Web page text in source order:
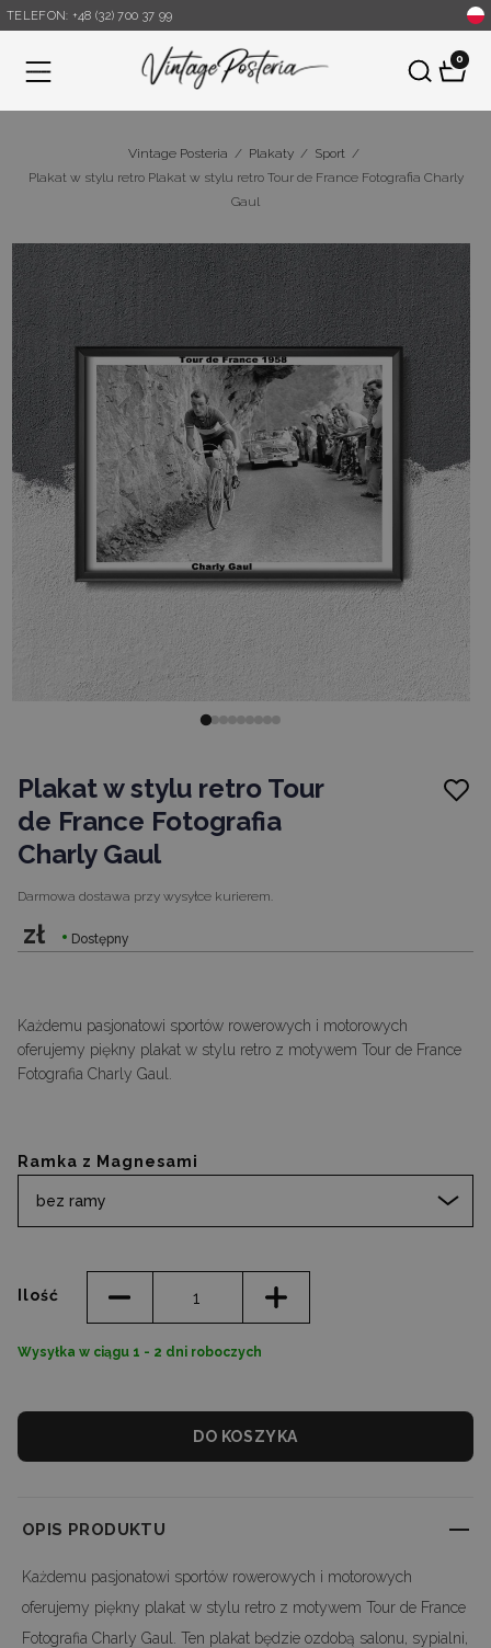
TELEFON: +48 (32) 700 37 99
Menu
0
Vintage Posteria / Plakaty / Sport /
Plakat w stylu retro Plakat w stylu retro Tour de France Fotografia Charly
Gaul
Plakat w stylu retro Tour
de France Fotografia
Charly Gaul
Darmowa dostawa przy wysyłce kurierem.
zł Dostępny
Każdemu pasjonatowi sportów rowerowych i motorowych
oferujemy piękny plakat w stylu retro z motywem Tour de France
Fotografia Charly Gaul.
Wysyłka w ciągu 1 - 2 dni roboczych
Ramka z Magnesami
bez ramy
Ilość
DO KOSZYKA
OPIS PRODUKTU
Każdemu pasjonatowi sportów rowerowych i motorowych
oferujemy piękny plakat w stylu retro z motywem Tour de France
Fotografia Charly Gaul. Ten plakat będzie ozdobą salonu, sypialni,